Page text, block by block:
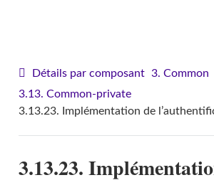
Détails par composant 3. Common
3.13. Common-private
3.13.23. Implémentation de
3.13.23.